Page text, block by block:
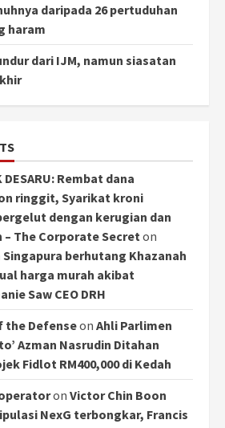
daripada 26 pertuduhan
haram
dari IJM, namun siasatan
DESARU: Rembat dana
ringgit, Syarikat kroni
dengan kerugian dan
The Corporate Secreton
Singapura berhutang Khazanah
harga murah akibat
Saw CEO DRH
the Defenseon Ahli Parlimen
Azman Nasrudin Ditahan
Fidlot RM400,000 di Kedah
on Victor Chin Boon
NexG terbongkar, Francis